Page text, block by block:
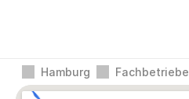
Hamburg Fachbetriebe